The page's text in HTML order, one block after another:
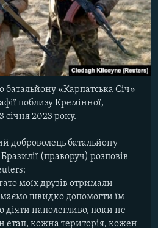
батальйону «Карпатська Січ»
поблизу Кремінної,
січня 2023 року.
доброволець батальйону
(праворуч) розповів
моїх друзів отримали
швидко допомогти їм
наполегливо, поки не
кожна територія, кожен